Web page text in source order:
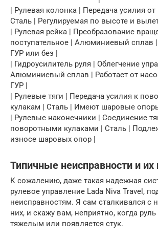
| Рулевая колонка | Передача усилия от
Сталь | Регулируемая по высоте и
| Рулевая рейка | Преобразование
поступательное | Алюминиевый сплав
ГУР или без |
| Гидроусилитель руля | Облегчение
Алюминиевый сплав | Работает от
ГУР |
| Рулевые тяги | Передача усилия к
кулакам | Сталь | Имеют шаровые опоры
| Рулевые наконечники | Соединение
поворотными кулаками | Сталь |
износе шаровых опор |
Типичные неисправности и
К сожалению, даже такая надежная
рулевое управление Lada Niva Travel,
неисправностям. Я сам сталкивался с
них, и скажу вам, неприятно, когда руль
тяжелым или появляется стук.